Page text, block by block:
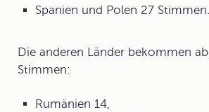
Spanien und Polen 27 Stimmen.
Die anderen Länder bekommen
Stimmen:
Rumänien 14,